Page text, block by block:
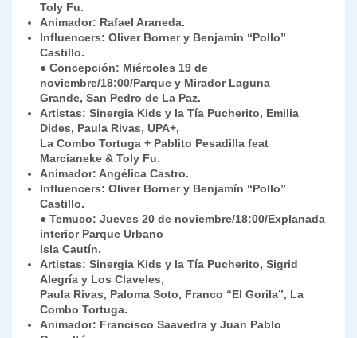
Toly Fu.
Animador: Rafael Araneda.
Influencers: Oliver Borner y Benjamín “Pollo”
Castillo.
● Concepción: Miércoles 19 de
noviembre/18:00/Parque y Mirador Laguna
Grande, San Pedro de La Paz.
Artistas: Sinergia Kids y la Tía Pucherito, Emilia
Dides, Paula Rivas, UPA+,
La Combo Tortuga + Pablito Pesadilla feat
Marcianeke & Toly Fu.
Animador: Angélica Castro.
Influencers: Oliver Borner y Benjamín “Pollo”
Castillo.
● Temuco: Jueves 20 de noviembre/18:00/Explanada
interior Parque Urbano
Isla Cautín.
Artistas: Sinergia Kids y la Tía Pucherito, Sigrid
Alegría y Los Claveles,
Paula Rivas, Paloma Soto, Franco “El Gorila”, La
Combo Tortuga.
Animador: Francisco Saavedra y Juan Pablo